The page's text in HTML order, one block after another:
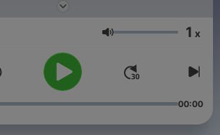
Volumen 1 x
00:00